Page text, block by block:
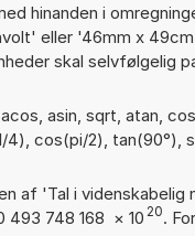
hinanden i
eller '46mm x
skal selvfølgelig
asin, sqrt, atan,
4), cos(pi/2), tan(90°),
af 'Tal i
493 748 168 × 10 20.